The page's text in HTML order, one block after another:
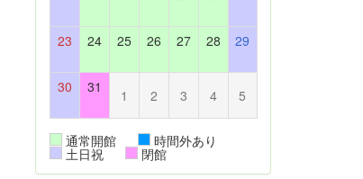
23 24 25 26 27 28 29
30 31 1 2 3 4 5
通常開館 時間外あり
土日祝 閉館